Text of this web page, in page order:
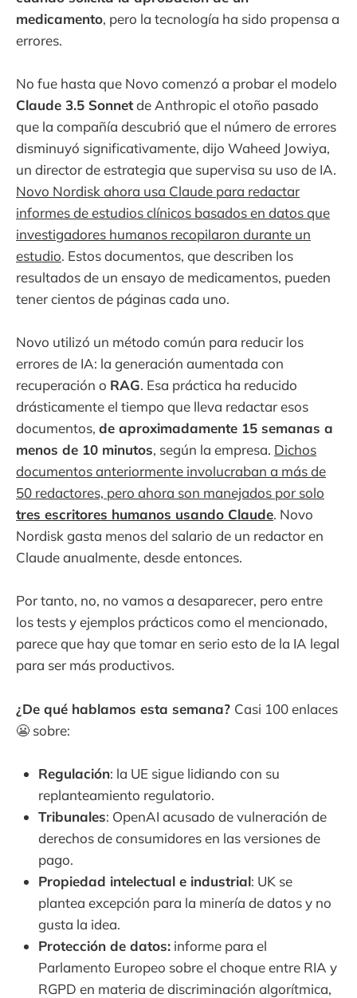
medicamento, pero la tecnología ha sido propensa a
errores.
No fue hasta que Novo comenzó a probar el modelo
Claude 3.5 Sonnetde Anthropic el otoño pasado
que la compañía descubrió que el número de errores
disminuyó significativamente, dijo Waheed Jowiya,
un director de estrategia que supervisa su uso de IA.
Novo Nordisk ahora usa Claude para redactar
informes de estudios clínicos basados en datos que
investigadores humanos recopilaron durante un
estudio. Estos documentos, que describen los
resultados de un ensayo de medicamentos, pueden
tener cientos de páginas cada uno.
Novo utilizó un método común para reducir los
errores de IA: la generación aumentada con
recuperación o RAG. Esa práctica ha reducido
drásticamente el tiempo que lleva redactar esos
documentos, de aproximadamente 15 semanas a
menos de 10 minutos, según la empresa. Dichos
documentos anteriormente involucraban a más de
50 redactores, pero ahora son manejados por solo
tres escritores humanos usando Claude. Novo
Nordisk gasta menos del salario de un redactor en
Claude anualmente, desde entonces. ​​​​​​​​​​​
Por tanto, no, no vamos a desaparecer, pero entre
los tests y ejemplos prácticos como el mencionado,
parece que hay que tomar en serio esto de la IA legal
para ser más productivos.
¿De qué hablamos esta semana? Casi 100 enlaces
😬 sobre:
Regulación: la UE sigue lidiando con su
replanteamiento regulatorio.
Tribunales: OpenAI acusado de vulneración de
derechos de consumidores en las versiones de
pago.
Propiedad intelectual e industrial: UK se
plantea excepción para la minería de datos y no
gusta la idea.
Protección de datos: informe para el
Parlamento Europeo sobre el choque entre RIA y
RGPD en materia de discriminación algorítmica,